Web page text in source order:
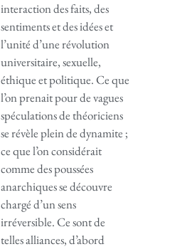
interaction des faits, des
sentiments et des idées et
l’unité d’une révolution
universitaire, sexuelle,
éthique et politique. Ce que
l’on prenait pour de vagues
spéculations de théoriciens
se révèle plein de dynamite ;
ce que l’on considérait
comme des poussées
anarchiques se découvre
chargé d’un sens
irréversible. Ce sont de
telles alliances, d’abord